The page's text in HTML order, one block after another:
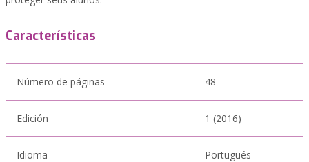
Características
Número de páginas 48
Edición 1 (2016)
Idioma Portugués